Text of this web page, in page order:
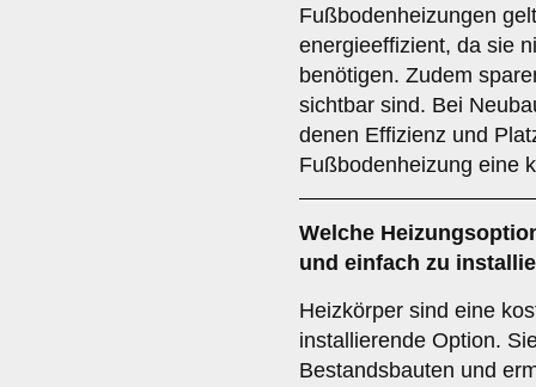
Fußbodenheizungen
energieeffizient, da sie
benötigen. Zudem
sichtbar sind. Bei
denen Effizienz und
Fußbodenheizung eine
Welche
und einfach zu
Heizkörper sind eine
installierende Option.
Bestandsbauten und